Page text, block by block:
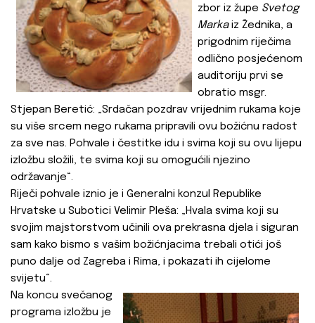
zbor iz župe Svetog
Markaiz Žednika, a
prigodnim riječima
odlično posjećenom
auditoriju prvi se
obratio msgr.
Stjepan Beretić: „Srdačan pozdrav vrijednim rukama koje
su više srcem nego rukama pripravili ovu božićnu radost
za sve nas. Pohvale i čestitke idu i svima koji su ovu lijepu
izložbu složili, te svima koji su omogućili njezino
održavanje“.
Riječi pohvale iznio je i Generalni konzul Republike
Hrvatske u Subotici Velimir Pleša: „Hvala svima koji su
svojim majstorstvom učinili ova prekrasna djela i siguran
sam kako bismo s vašim božićnjacima trebali otići još
puno dalje od Zagreba i Rima, i pokazati ih cijelome
svijetu“.
Na koncu svečanog
programa izložbu je